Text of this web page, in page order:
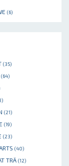
(6)
(35)
(64)
(21)
(19)
(23)
(40)
TRÄ (12)